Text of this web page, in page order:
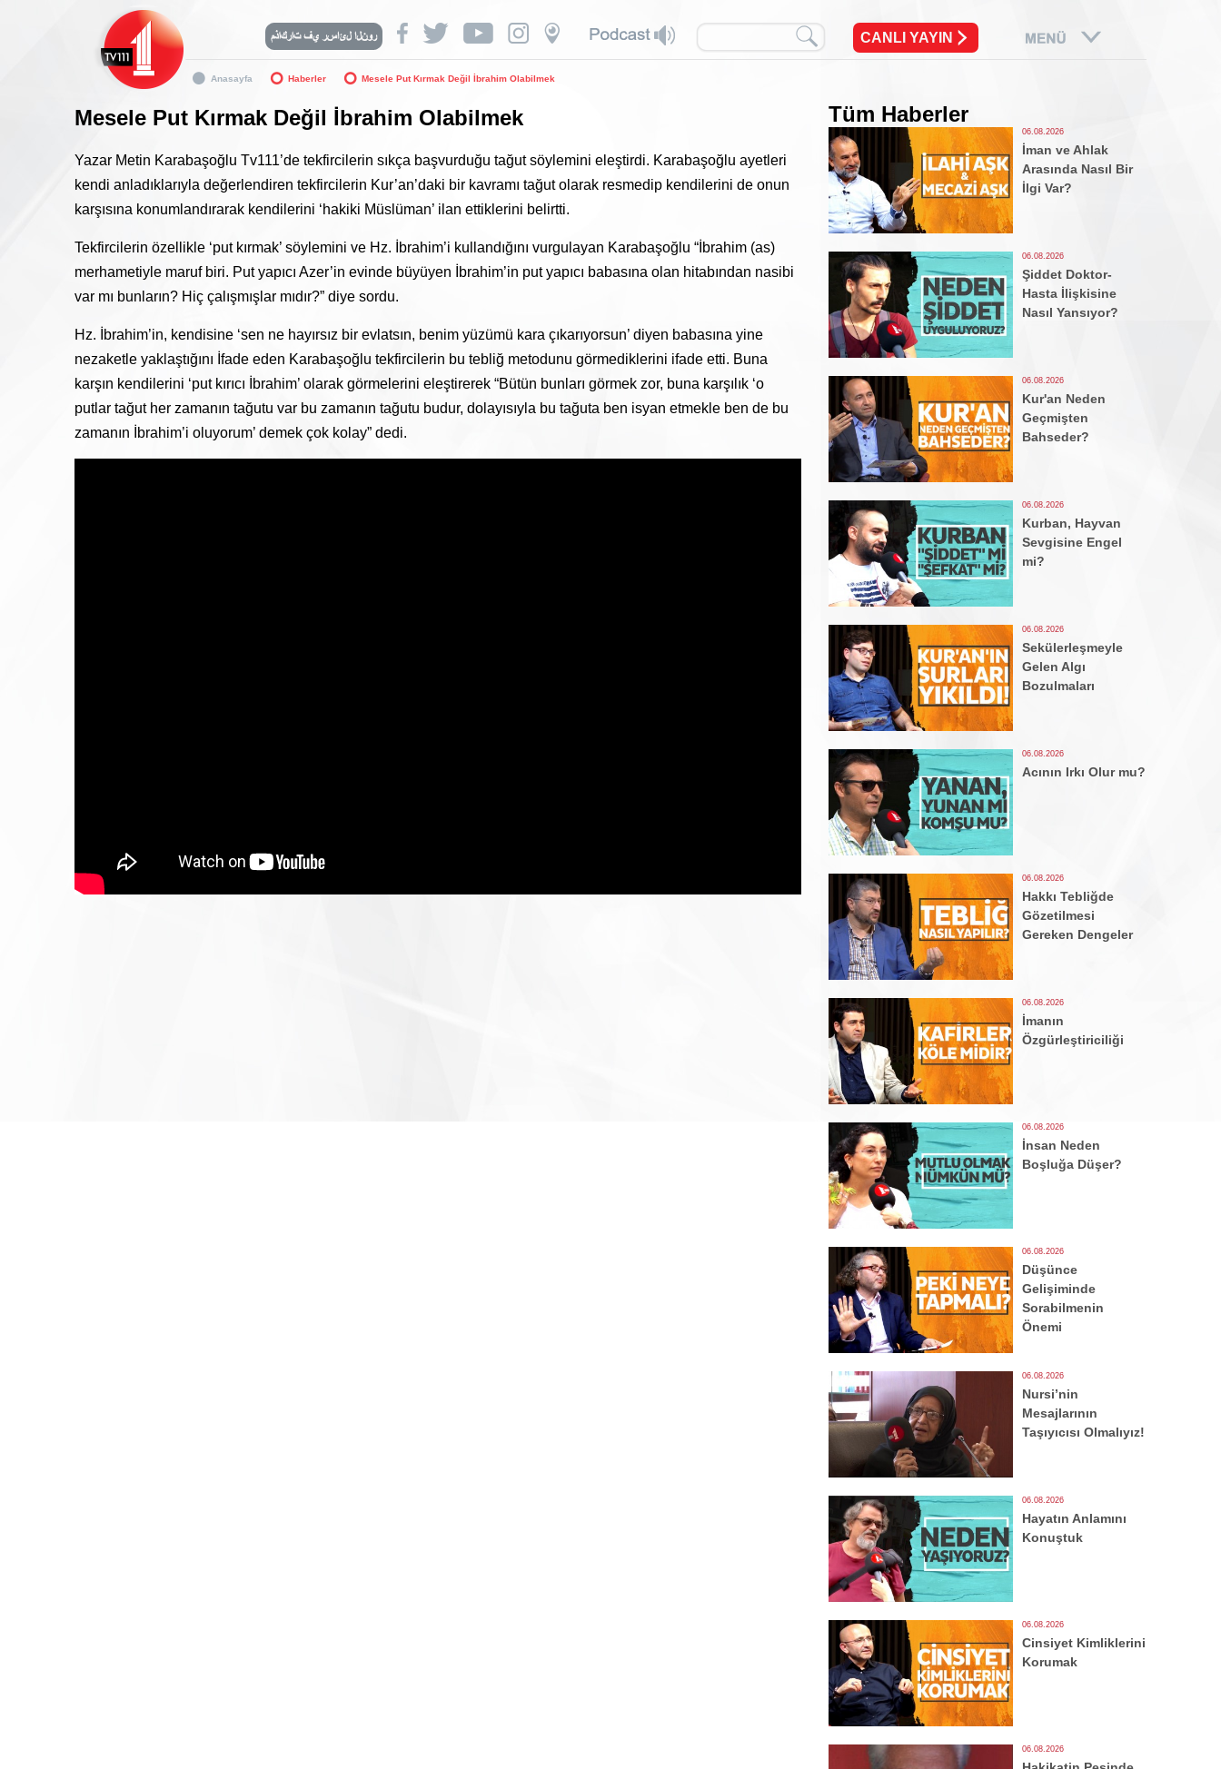
CANLI YAYIN
Anasayfa Haberler Mesele Put Kırmak Değil İbrahim Olabilmek
Mesele Put Kırmak Değil İbrahim Olabilmek
Yazar Metin Karabaşoğlu Tv111’de tekfircilerin sıkça başvurduğu tağut söylemini eleştirdi. Karabaşoğlu ayetleri
kendi anladıklarıyla değerlendiren tekfircilerin Kur’an’daki bir kavramı tağut olarak resmedip kendilerini de onun
karşısına konumlandırarak kendilerini ‘hakiki Müslüman’ ilan ettiklerini belirtti.
Tekfircilerin özellikle ‘put kırmak’ söylemini ve Hz. İbrahim’i kullandığını vurgulayan Karabaşoğlu “İbrahim (as)
merhametiyle maruf biri. Put yapıcı Azer’in evinde büyüyen İbrahim’in put yapıcı babasına olan hitabından nasibi
var mı bunların? Hiç çalışmışlar mıdır?” diye sordu.
Hz. İbrahim’in, kendisine ‘sen ne hayırsız bir evlatsın, benim yüzümü kara çıkarıyorsun’ diyen babasına yine
nezaketle yaklaştığını İfade eden Karabaşoğlu tekfircilerin bu tebliğ metodunu görmediklerini ifade etti. Buna
karşın kendilerini ‘put kırıcı İbrahim’ olarak görmelerini eleştirerek “Bütün bunları görmek zor, buna karşılık ‘o
putlar tağut her zamanın tağutu var bu zamanın tağutu budur, dolayısıyla bu tağuta ben isyan etmekle ben de bu
zamanın İbrahim’i oluyorum’ demek çok kolay” dedi.
Tüm Haberler
06.08.2026
İman ve Ahlak
Arasında Nasıl Bir
İlgi Var?
06.08.2026
Şiddet Doktor-
Hasta İlişkisine
Nasıl Yansıyor?
06.08.2026
Kur'an Neden
Geçmişten
Bahseder?
06.08.2026
Kurban, Hayvan
Sevgisine Engel
mi?
06.08.2026
Sekülerleşmeyle
Gelen Algı
Bozulmaları
06.08.2026
Acının Irkı Olur mu?
06.08.2026
Hakkı Tebliğde
Gözetilmesi
Gereken Dengeler
06.08.2026
İmanın
Özgürleştiriciliği
06.08.2026
İnsan Neden
Boşluğa Düşer?
06.08.2026
Düşünce
Gelişiminde
Sorabilmenin
Önemi
06.08.2026
Nursi’nin
Mesajlarının
Taşıyıcısı Olmalıyız!
06.08.2026
Hayatın Anlamını
Konuştuk
06.08.2026
Cinsiyet Kimliklerini
Korumak
06.08.2026